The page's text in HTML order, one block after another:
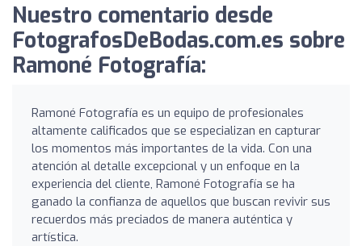
Nuestro comentario desde
FotografosDeBodas.com.es sobre
Ramoné Fotografía:
Ramoné Fotografía es un equipo de profesionales
altamente calificados que se especializan en capturar
los momentos más importantes de la vida. Con una
atención al detalle excepcional y un enfoque en la
experiencia del cliente, Ramoné Fotografía se ha
ganado la confianza de aquellos que buscan revivir sus
recuerdos más preciados de manera auténtica y
artística.